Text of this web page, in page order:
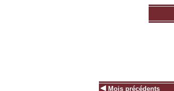
Mois précédents